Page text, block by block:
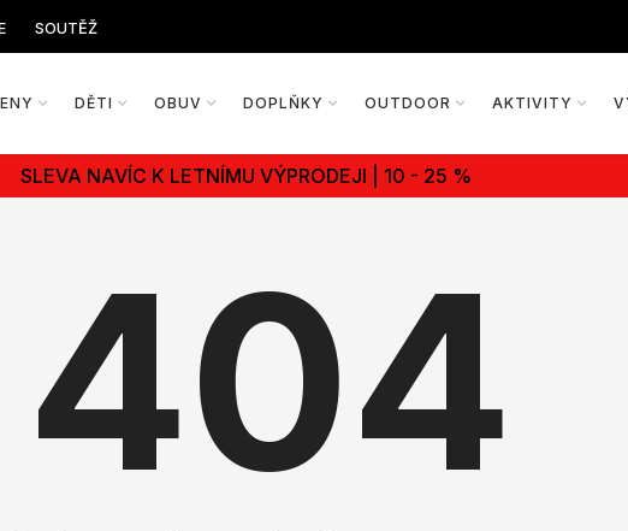
SOUTĚŽ
DĚTI OBUV DOPLŇKY OUTDOOR AKTIVITY
SLEVA NAVÍC K LETNÍMU VÝPRODEJI | 10 - 25 %
404